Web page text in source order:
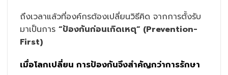
ถึงเวลาแล้วที่องค์กรต้องเปลี่ยนวิธีคิด จากการตั้งรับ
มาเป็นการ “ป้องกันก่อนเกิดเหตุ” (Prevention-
First)
เมื่อโลกเปลี่ยน การป้องกันจึงสำคัญกว่าการรักษา